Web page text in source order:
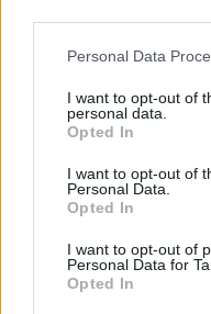
Personal Data
I want to opt-out of
personal data.
Opted In
I want to opt-out of
Personal Data.
Opted In
I want to opt-out of
Personal Data for
Opted In